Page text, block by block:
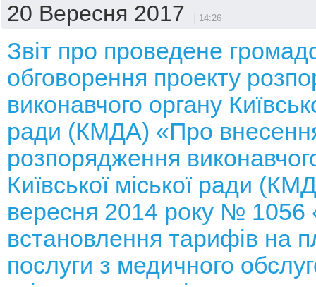
20 Вересня 2017 14:26
Звіт про проведене
обговорення проекту
виконавчого органу
ради (КМДА) «Про
розпорядження
Київської міської ради
вересня 2014 року № 1056
встановлення тарифів на
послуги з медичного